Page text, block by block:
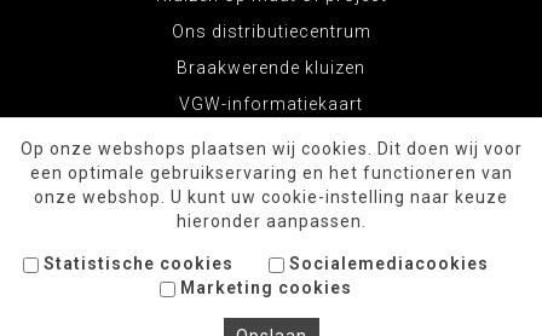
Ons distributiecentrum
Braakwerende kluizen
VGW-informatiekaart
© Copyright 2026 KluizenWinkel.com
Op onze webshops plaatsen wij cookies. Dit doen wij voor
een optimale gebruikservaring en het functioneren van
onze webshop. U kunt uw cookie-instelling naar keuze
hieronder aanpassen.
Statistische cookies
Socialemediacookies
Marketing cookies